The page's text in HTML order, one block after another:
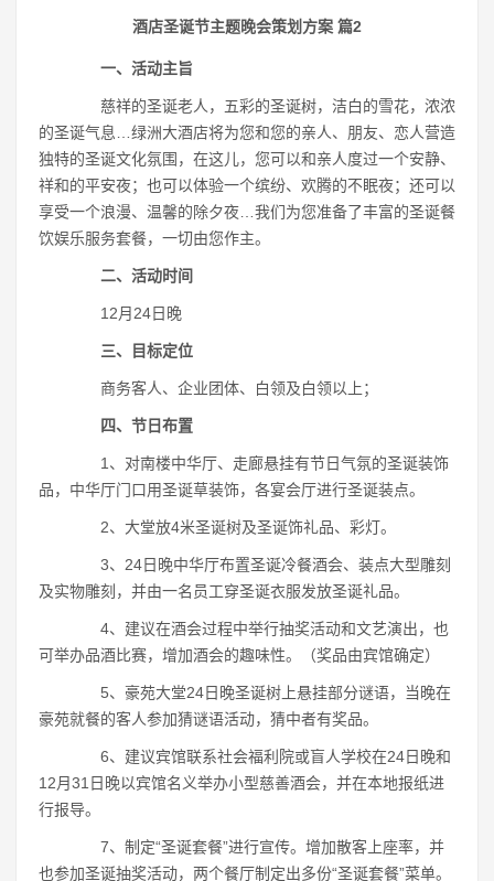
酒店圣诞节主题晚会策划方案 篇2
一、活动主旨
慈祥的圣诞老人，五彩的圣诞树，洁白的雪花，浓浓
的圣诞气息…绿洲大酒店将为您和您的亲人、朋友、恋人营造
独特的圣诞文化氛围，在这儿，您可以和亲人度过一个安静、
祥和的平安夜；也可以体验一个缤纷、欢腾的不眠夜；还可以
享受一个浪漫、温馨的除夕夜…我们为您准备了丰富的圣诞餐
饮娱乐服务套餐，一切由您作主。
二、活动时间
12月24日晚
三、目标定位
商务客人、企业团体、白领及白领以上；
四、节日布置
1、对南楼中华厅、走廊悬挂有节日气氛的圣诞装饰
品，中华厅门口用圣诞草装饰，各宴会厅进行圣诞装点。
2、大堂放4米圣诞树及圣诞饰礼品、彩灯。
3、24日晚中华厅布置圣诞冷餐酒会、装点大型雕刻
及实物雕刻，并由一名员工穿圣诞衣服发放圣诞礼品。
4、建议在酒会过程中举行抽奖活动和文艺演出，也
可举办品酒比赛，增加酒会的趣味性。（奖品由宾馆确定）
5、豪苑大堂24日晚圣诞树上悬挂部分谜语，当晚在
豪苑就餐的客人参加猜谜语活动，猜中者有奖品。
6、建议宾馆联系社会福利院或盲人学校在24日晚和
12月31日晚以宾馆名义举办小型慈善酒会，并在本地报纸进
行报导。
7、制定“圣诞套餐”进行宣传。增加散客上座率，并
也参加圣诞抽奖活动，两个餐厅制定出多份“圣诞套餐”菜单。